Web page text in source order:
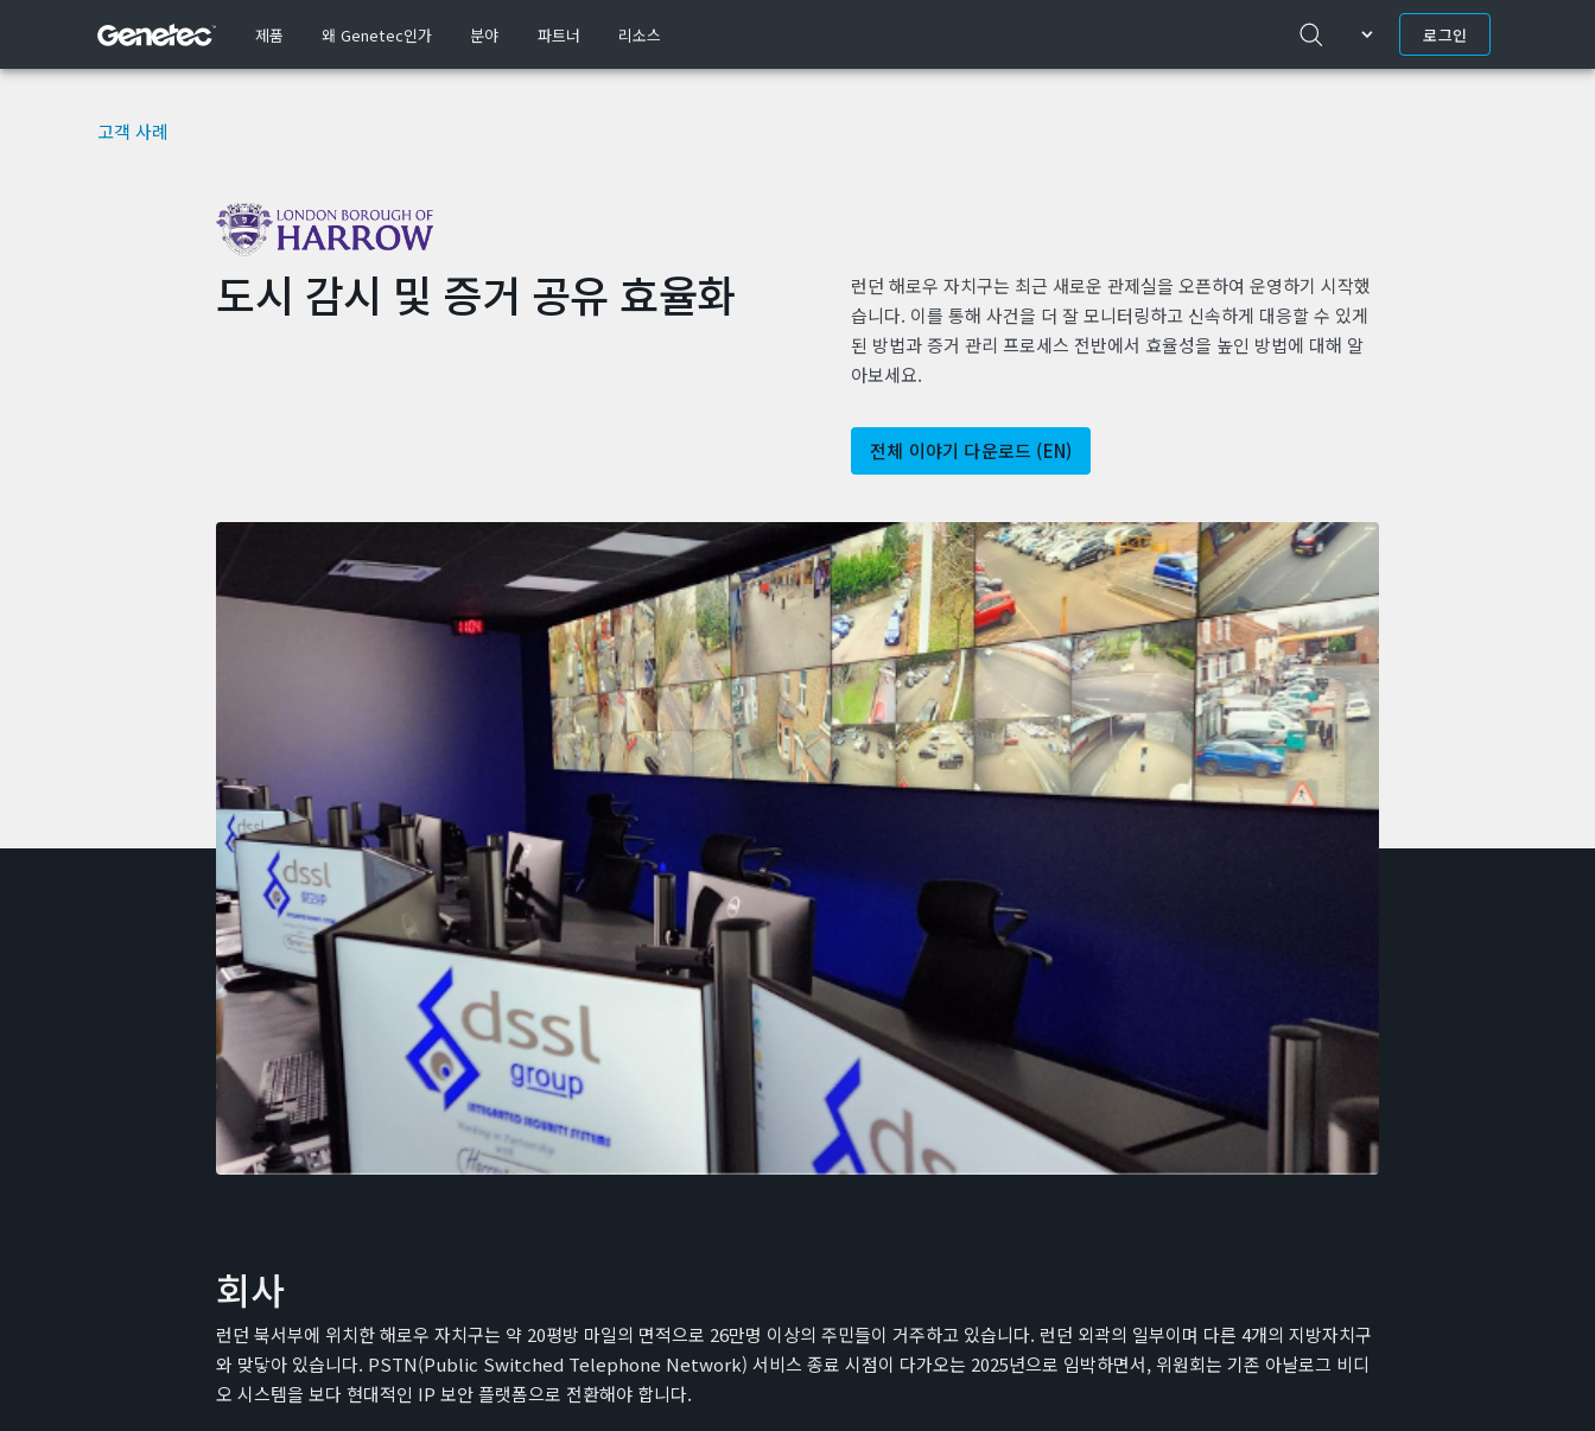
제품 왜 Genetec인가 분야 파트너 리소스 로그인
고객 사례
도시 감시 및 증거 공유 효율화
런던 해로우 자치구는 최근 새로운 관제실을 오픈하여 운영하기 시작했
습니다. 이를 통해 사건을 더 잘 모니터링하고 신속하게 대응할 수 있게
된 방법과 증거 관리 프로세스 전반에서 효율성을 높인 방법에 대해 알
아보세요.
전체 이야기 다운로드 (EN)
회사
런던 북서부에 위치한 해로우 자치구는 약 20평방 마일의 면적으로 26만명 이상의 주민들이 거주하고 있습니다. 런던 외곽의 일부이며 다른 4개의 지방자치구
와 맞닿아 있습니다. PSTN(Public Switched Telephone Network) 서비스 종료 시점이 다가오는 2025년으로 임박하면서, 위원회는 기존 아날로그 비디
오 시스템을 보다 현대적인 IP 보안 플랫폼으로 전환해야 합니다.